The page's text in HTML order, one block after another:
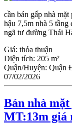
cần bán gấp nhà
hậu 7,5m nhà 5
ngã tư đường Thái
Giá: thỏa thuận
Diện tích: 205 m²
Quận/Huyện: Quận
07/02/2026
Bán nhà
MT:13m giá